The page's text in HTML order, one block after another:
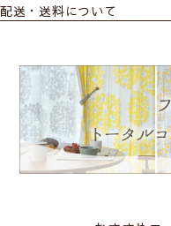
配送・送料について